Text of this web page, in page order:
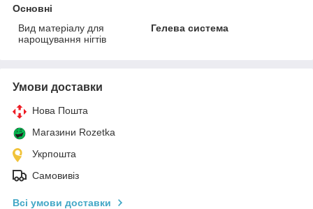
Основні
Вид матеріалу для
нарощування нігтів
Гелева система
Умови доставки
Нова Пошта
Магазини Rozetka
Укрпошта
Самовивіз
Всі умови доставки